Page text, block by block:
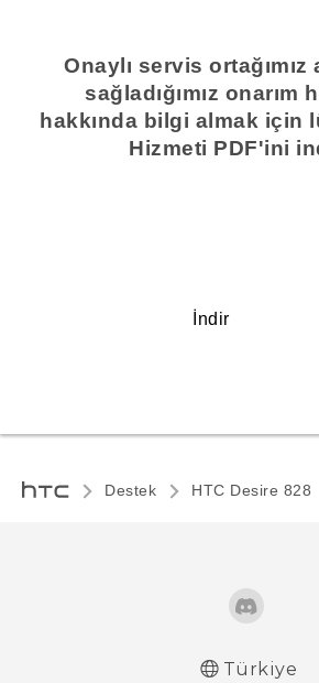
Onaylı servis ortağımız
sağladığımız onarım
hakkında bilgi almak için
Hizmeti PDF'ini
İndir
Destek HTC Desire 828‎
Türkiye